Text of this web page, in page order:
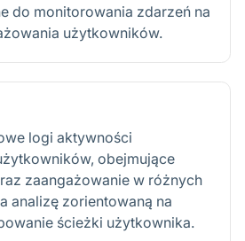
do monitorowania zdarzeń na
użytkowników.
logi aktywności
obejmujące
zaangażowanie w różnych
analizę zorientowaną na
ścieżki użytkownika.